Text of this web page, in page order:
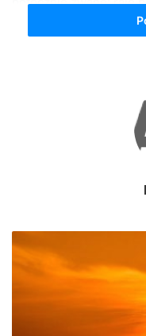
transferowych to wciąż
niektórych
prowadzić współpracę
prowadzić dokładną
Oczywiście nie w
podmiotami
transferowych niesie
Jednak mierzenie się
bez żadnego